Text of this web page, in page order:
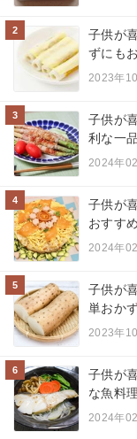
2
子供が
ずにも
2023年
3
子供が
利な一
2024年
4
子供が
おすす
2024年
5
子供が
単おか
2023年
6
子供が
な魚料
2024年